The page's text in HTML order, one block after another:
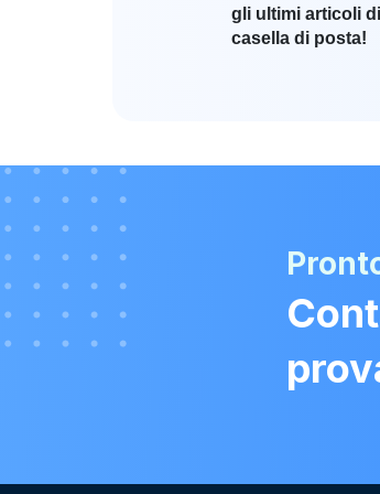
gli ultimi articoli
casella di posta!